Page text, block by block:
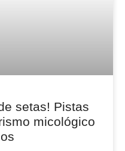
setas! Pistas
micológico